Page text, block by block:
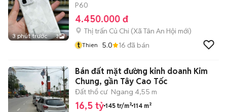
3 phút trước 3
P60
4.450.000 đ
Thị trấn Củ Chi (Xã Tân An Hội mới)
t Thien 5.0 16 đã bán
Bán đất mặt đường kinh doanh Kim
Chung, gần Tây Cao Tốc
Đất thổ cư Ngang 4,55 m
16,5 tỷ 145 tr/m² 114 m²